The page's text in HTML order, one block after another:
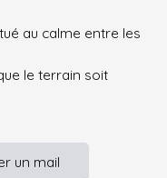
au calme entre les
le terrain soit
un mail